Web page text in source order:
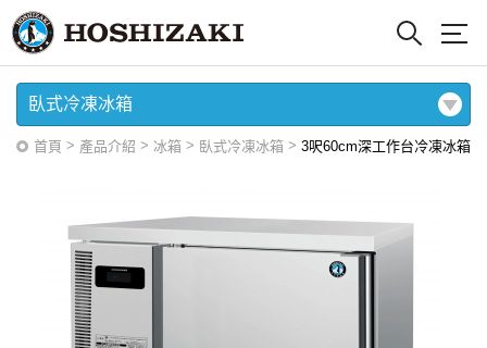
臥式冷凍冰箱
首頁 > 產品介紹 > 冰箱 > 臥式冷凍冰箱 > 3呎60cm深工作台冷凍冰箱